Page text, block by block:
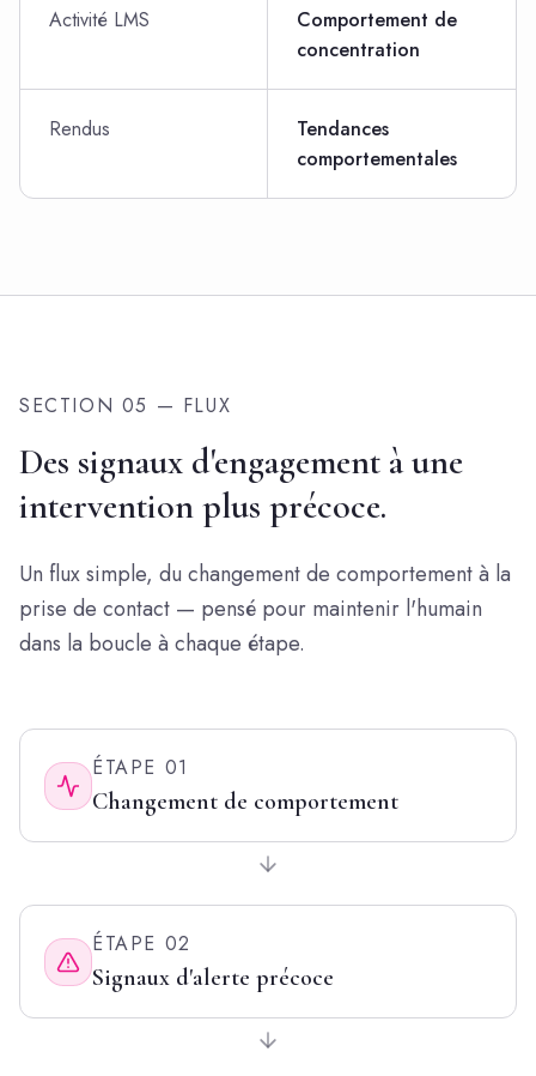
Activité LMS
Comportement de
concentration
Rendus
Tendances
comportementales
SECTION 05 — FLUX
Des signaux d'engagement à une
intervention plus précoce.
Un flux simple, du changement de comportement à la
prise de contact — pensé pour maintenir l'humain
dans la boucle à chaque étape.
ÉTAPE 01
Changement de comportement
ÉTAPE 02
Signaux d'alerte précoce